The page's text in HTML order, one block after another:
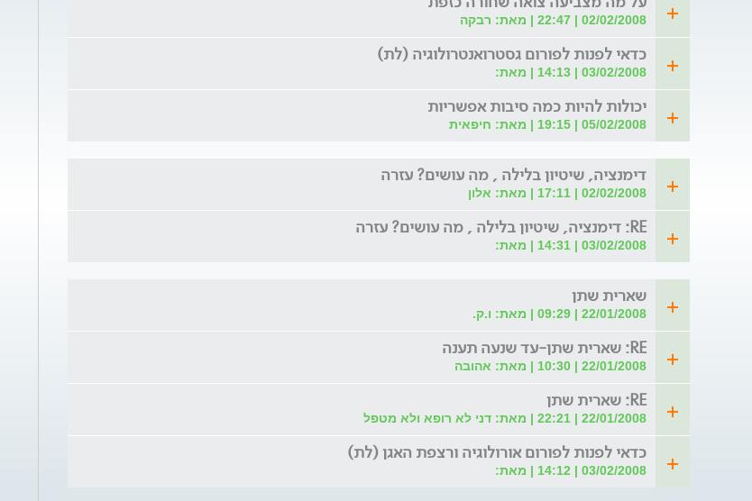
02/02/2008 | 22:47 | מאת: רבקה
כדאי לפנות לפורום גסטרואנטרולוגיה (לת)
03/02/2008 | 14:13 | מאת:
יכולות להיות כמה סיבות אפשריות
05/02/2008 | 19:15 | מאת: חיפאית
דימנציה, שיטיון בלילה , מה עושים? עזרה
02/02/2008 | 17:11 | מאת: אלון
RE: דימנציה, שיטיון בלילה , מה עושים? עזרה
03/02/2008 | 14:31 | מאת:
שארית שתן
22/01/2008 | 09:29 | מאת: ו.ק.
RE: שארית שתן-עד שנעה תענה
22/01/2008 | 10:30 | מאת: אהובה
RE: שארית שתן
22/01/2008 | 22:21 | מאת: דני לא רופא ולא מטפל
כדאי לפנות לפורום אורולוגיה ורצפת האגן (לת)
03/02/2008 | 14:12 | מאת: